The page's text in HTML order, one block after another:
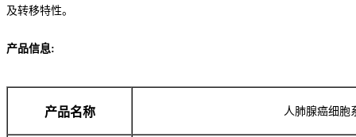
及转移特性。
产品信息:
产品名称 人肺腺癌细胞